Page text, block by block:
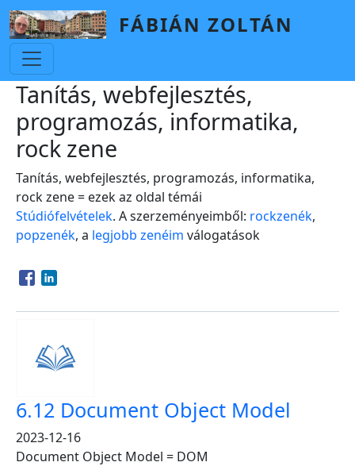
Skip to main content
FÁBIÁN ZOLTÁN
Tanítás, webfejlesztés,
programozás, informatika,
rock zene
Tanítás, webfejlesztés, programozás, informatika,
rock zene = ezek az oldal témái
Stúdiófelvételek. A szerzeményeimből: rockzenék,
popzenék, a legjobb zenéim válogatások
Opens in a new window
Opens in a new window
6.12 Document Object Model
2023-12-16
Document Object Model = DOM